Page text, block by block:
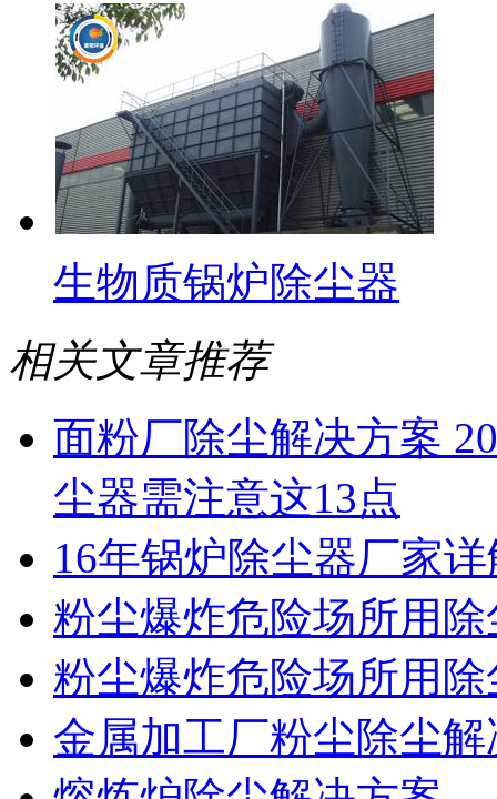
生物质锅炉除尘器
相关文章推荐
面粉厂除尘解决方案
尘器需注意这13点
16年锅炉除尘器厂家
粉尘爆炸危险场所用
粉尘爆炸危险场所用
金属加工厂粉尘除尘